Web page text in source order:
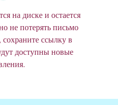
на диске и остается
не потерять письмо
ссылку в
доступны новые